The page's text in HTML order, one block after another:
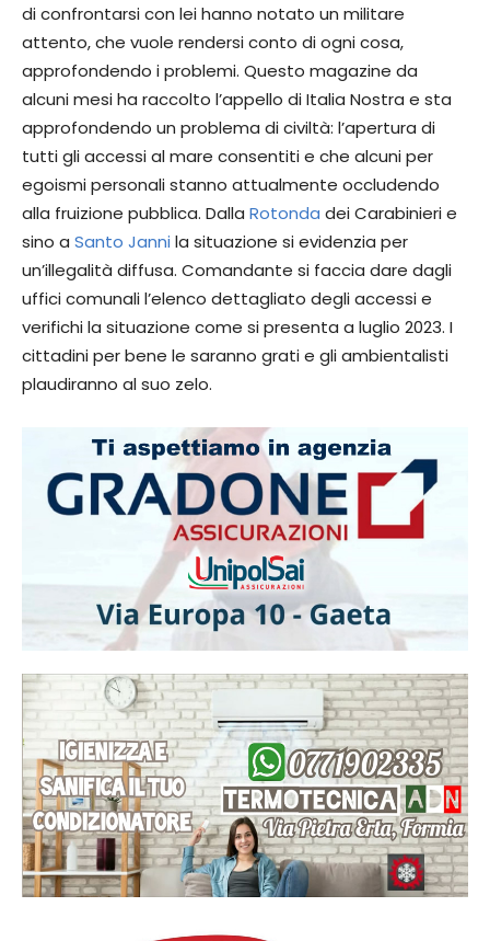
di confrontarsi con lei hanno notato un militare
attento, che vuole rendersi conto di ogni cosa,
approfondendo i problemi. Questo magazine da
alcuni mesi ha raccolto l’appello di Italia Nostra e sta
approfondendo un problema di civiltà: l’apertura di
tutti gli accessi al mare consentiti e che alcuni per
egoismi personali stanno attualmente occludendo
alla fruizione pubblica. Dalla Rotonda dei Carabinieri e
sino a Santo Janni la situazione si evidenzia per
un’illegalità diffusa. Comandante si faccia dare dagli
uffici comunali l’elenco dettagliato degli accessi e
verifichi la situazione come si presenta a luglio 2023. I
cittadini per bene le saranno grati e gli ambientalisti
plaudiranno al suo zelo.